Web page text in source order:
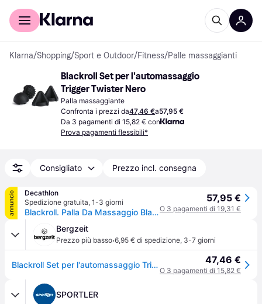
Per il tuo shopping
Klarna/Shopping/Sport e Outdoor/Fitness/Palle massaggianti
Blackroll Set per l'automassaggio
Trigger Twister Nero
Palla massaggiante
Confronta i prezzi da47,46 €a57,95 €
Da 3 pagamenti di 15,82 € con
Prova pagamenti flessibili*
Consigliato Prezzo incl. consegna
annuncio
Decathlon
Spedizione gratuita, 1-3 giorni
Blackroll. Palla Da Massaggio Blackroll Trigger Set Twister Palla Massaggiante Ritiro Gratis - neromulticolore - Senza taglia
57,95 €
O 3 pagamenti di 19,31 €
Bergzeit
Prezzo più basso·6,95 € di spedizione, 3-7 giorni
Blackroll Set per l'automassaggio Trigger Twister - Nero 47,46 €
O 3 pagamenti di 15,82 €
SPORTLER